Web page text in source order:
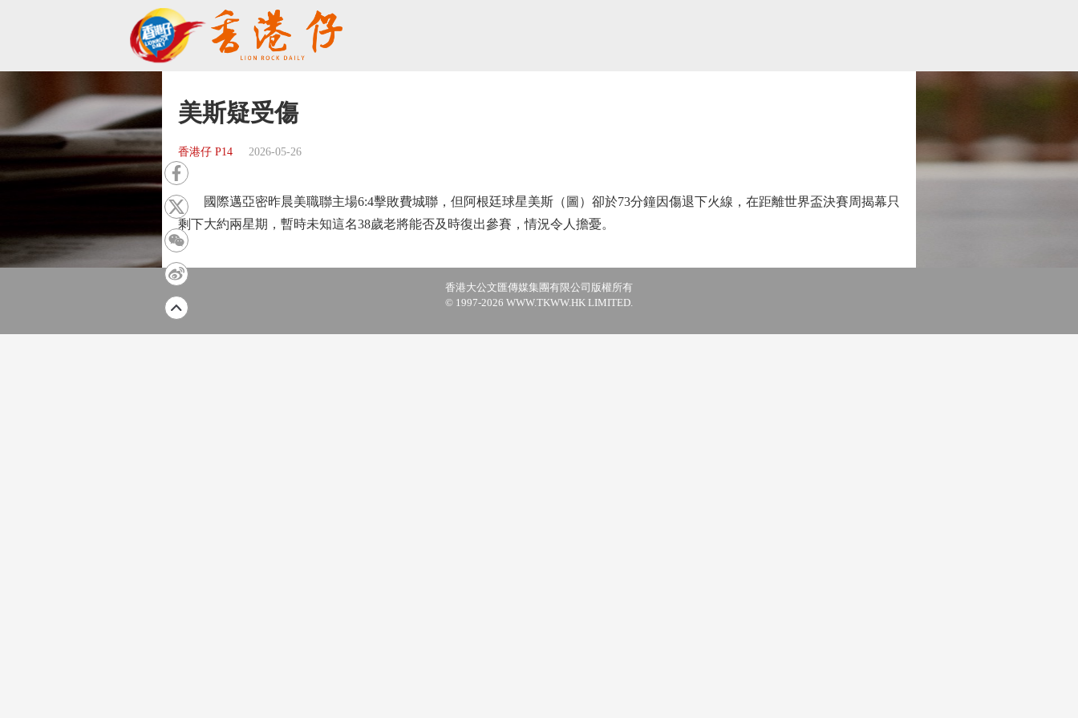
美斯疑受傷
香港仔 P14 2026-05-26
國際邁亞密昨晨美職聯主場6:4擊敗費城聯，但阿根廷球星美斯（圖）卻於73分鐘因傷退下火線，在距離世界盃決賽周揭幕只
剩下大約兩星期，暫時未知這名38歲老將能否及時復出參賽，情況令人擔憂。
香港大公文匯傳媒集團有限公司版權所有
© 1997-2026 WWW.TKWW.HK LIMITED.